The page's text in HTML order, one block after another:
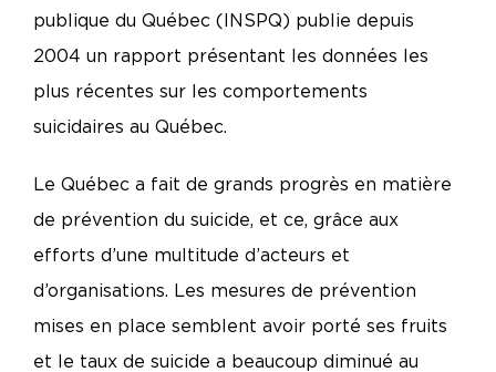
publique du Québec (INSPQ) publie depuis
2004 un rapport présentant les données les
plus récentes sur les comportements
suicidaires au Québec.
Le Québec a fait de grands progrès en matière
de prévention du suicide, et ce, grâce aux
efforts d’une multitude d’acteurs et
d’organisations. Les mesures de prévention
mises en place semblent avoir porté ses fruits
et le taux de suicide a beaucoup diminué au